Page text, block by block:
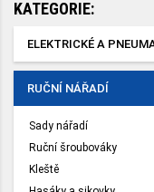
KATEGORIE:
ELEKTRICKÉ A
RUČNÍ NÁŘADÍ
Sady nářadí
Ruční šroubováky
Kleště